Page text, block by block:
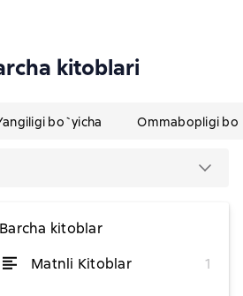
kitoblari
bo`yicha Ommabopligi
Barcha kitoblar
Matnli Kitoblar
1
ТИЛИ – морфемика,
морфология
O`qish